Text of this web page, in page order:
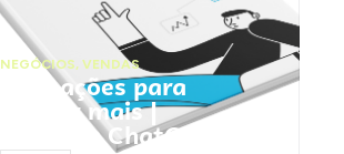
NEGÓCIOS, VENDAS
Faça ações para
vender mais |
Prompts ChatGPT